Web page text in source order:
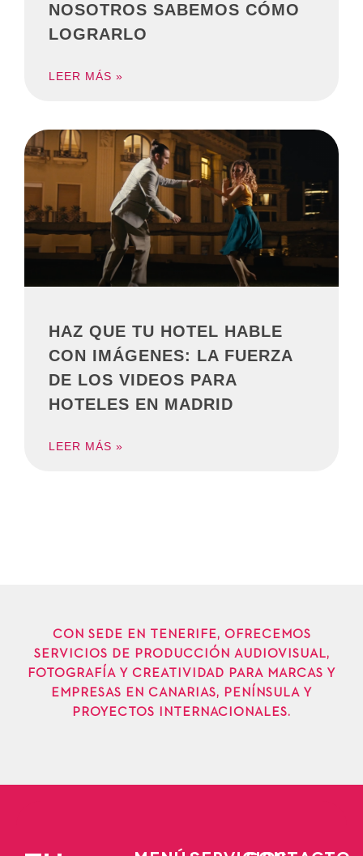
NOSOTROS SABEMOS CÓMO
LOGRARLO
LEER MÁS »
HAZ QUE TU HOTEL HABLE
CON IMÁGENES: LA FUERZA
DE LOS VIDEOS PARA
HOTELES EN MADRID
LEER MÁS »
CON SEDE EN TENERIFE, OFRECEMOS
SERVICIOS DE PRODUCCIÓN AUDIOVISUAL,
FOTOGRAFÍA Y CREATIVIDAD PARA MARCAS Y
EMPRESAS EN CANARIAS, PENÍNSULA Y
PROYECTOS INTERNACIONALES.